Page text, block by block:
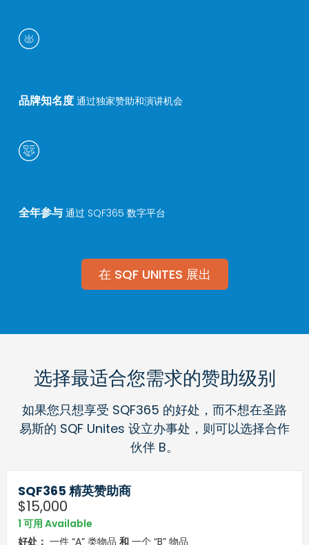
品牌知名度 通过独家赞助和演讲机会
全年参与 通过 SQF365 数字平台
在 SQF UNITES 展出
选择最适合您需求的赞助级别
如果您只想享受 SQF365 的好处，而不想在圣路
易斯的 SQF Unites 设立办事处，则可以选择合作
伙伴 B。
SQF365 精英赞助商
$15,000
1 可用 Available
好处： 一件 “A” 类物品 和 一个 “B” 物品